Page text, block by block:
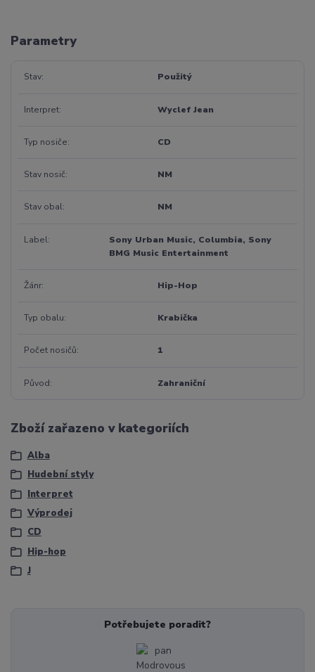
Parametry
Stav Použitý
Interpret Wyclef Jean
Typ nosiče CD
Stav nosič NM
Stav obal NM
Label
Sony Urban Music, Columbia, Sony
BMG Music Entertainment
Žánr Hip-Hop
Typ obalu Krabička
Počet nosičů 1
Původ Zahraniční
Zboží zařazeno v kategoriích
Alba
Hudební styly
Interpret
Výprodej
CD
Hip-hop
J
Potřebujete poradit?